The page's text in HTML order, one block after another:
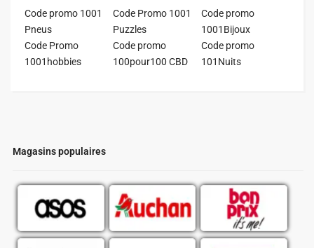
Magasins populaires
Code promo 1001
Pneus
Code Promo 1001
Puzzles
Code promo
1001Bijoux
Code Promo
1001hobbies
Code promo
100pour100 CBD
Code promo
101Nuits